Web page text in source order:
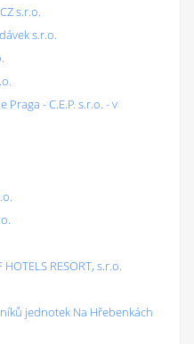
s.r.o.
s.r.o.
- C.E.P. s.r.o. - v
HOTELS RESORT, s.r.o.
jednotek Na Hřebenkách